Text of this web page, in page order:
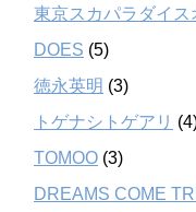
東京スカパラダイス
DOES (5)
徳永英明 (3)
トゲナシトゲアリ
TOMOO (3)
DREAMS COME